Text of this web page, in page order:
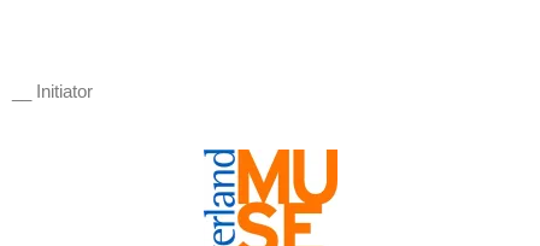
__ Initiator